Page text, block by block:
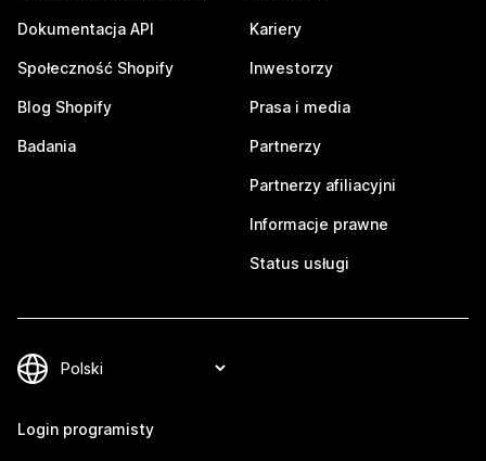
Dokumentacja API
Społeczność Shopify
Blog Shopify
Badania
Kariery
Inwestorzy
Prasa i media
Partnerzy
Partnerzy afiliacyjni
Informacje prawne
Status usługi
Login programisty